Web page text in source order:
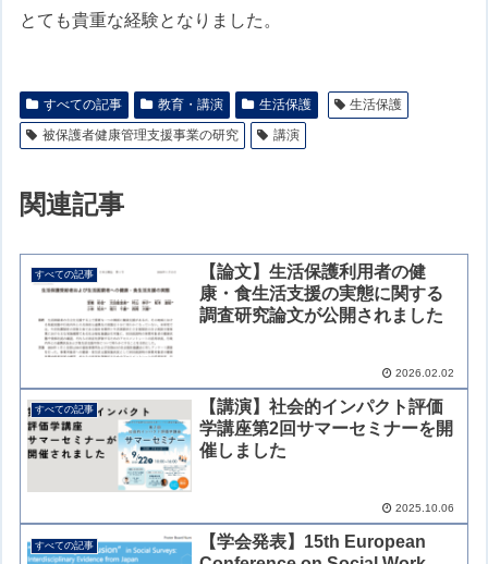
とても貴重な経験となりました。
すべての記事 教育・講演 生活保護
生活保護
被保護者健康管理支援事業の研究
講演
関連記事
すべての記事
【論文】生活保護利用者の健
康・食生活支援の実態に関する
調査研究論文が公開されました
2026.02.02
すべての記事
【講演】社会的インパクト評価
学講座第2回サマーセミナーを開
催しました
2025.10.06
すべての記事
【学会発表】15th European